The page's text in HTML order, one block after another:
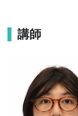
講師